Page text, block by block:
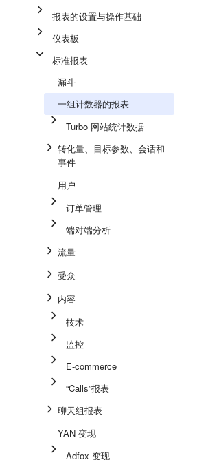
报表的设置与操作基础
仪表板
标准报表
漏斗
一组计数器的报表
Turbo 网站统计数据
转化量、目标参数、会话和
事件
用户
订单管理
端对端分析
流量
受众
内容
技术
监控
E-commerce
“Calls”报表
聊天组报表
YAN 变现
Adfox 变现